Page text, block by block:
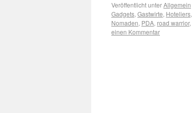
Veröffentlicht unterAllgemein
Gadgets, Gastwirte, Hoteliers,
Nomaden, PDA, road warrior,
einen Kommentar